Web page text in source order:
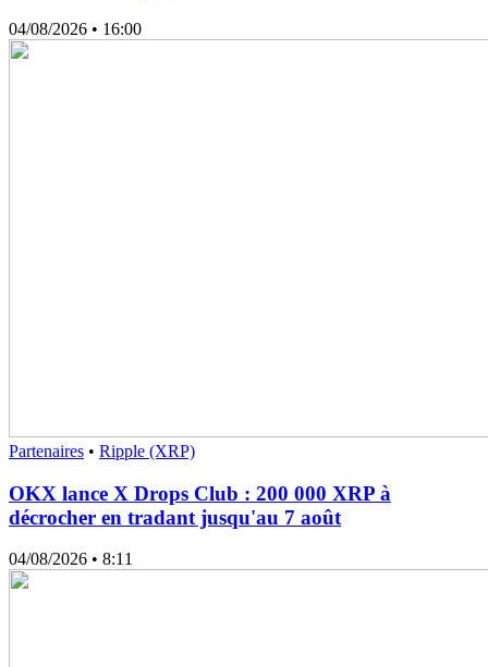
04/08/2026 • 16:00
Partenaires • Ripple (XRP)
OKX lance X Drops Club : 200 000 XRP à
décrocher en tradant jusqu'au 7 août
04/08/2026 • 8:11